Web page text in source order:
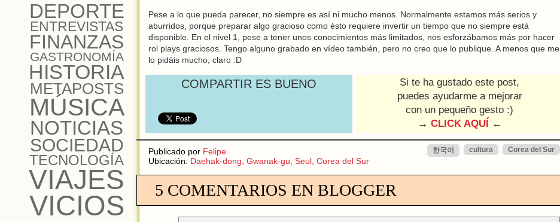
Pese a lo que pueda parecer, no siempre es así ni mucho menos. Normalmente estamos más serios y
aburridos, porque preparar algo gracioso como ésto requiere invertir un tiempo que no siempre está
disponible. En el nivel 1, pese a tener unos conocimientos más limitados, nos esforzábamos más por hacer
rol plays graciosos. Tengo alguno grabado en vídeo también, pero no creo que lo publique. A menos que me
lo pidáis mucho, claro :D
COMPARTIR ES BUENO
Si te ha gustado este post,
puedes ayudarme a mejorar
con un pequeño gesto :)
→ CLICK AQUÍ ←
Publicado por Felipe Corea del Sur
cultura
한국어
Ubicación: Daehak-dong, Gwanak-gu, Seul, Corea del Sur
5 COMENTARIOS EN BLOGGER
DEPORTE
ENTREVISTAS
FINANZAS
GASTRONOMÍA
HISTORIA
METAPOSTS
MÚSICA
NOTICIAS
SOCIEDAD
TECNOLOGÍA
VIAJES
VICIOS